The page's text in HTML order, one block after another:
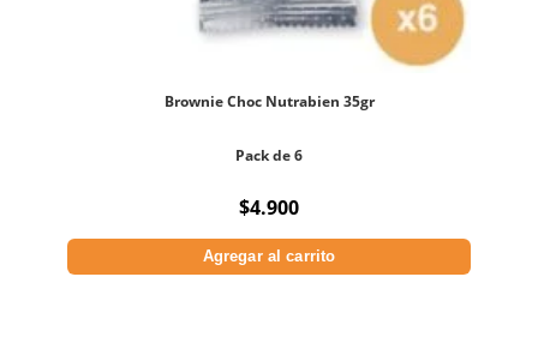
Brownie Choc Nutrabien 35gr
Pack de 6
$4.900
Agregar al carrito